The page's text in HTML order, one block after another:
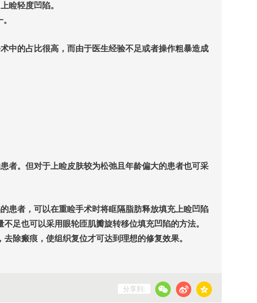
睑轻度凹陷。
的占比很高，而由于医生经验不足或者操作粗暴造成
。但对于上睑皮肤较为松弛且年龄偏大的患者也可采
者，可以在重睑手术时将眶隔脂肪释放填充上睑凹陷
足也可以采用眼轮匝肌瓣旋转移位填充凹陷的方法。
瘢痕，使组织复位才可达到理想的修复效果。
分享到: